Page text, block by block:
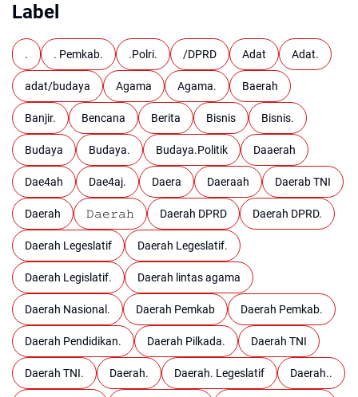
Label
. . Pemkab. .Polri. /DPRD Adat Adat.
adat/budaya Agama Agama. Baerah
Banjir. Bencana Berita Bisnis Bisnis.
Budaya Budaya. Budaya.Politik Daaerah
Dae4ah Dae4aj. Daera Daeraah Daerab TNI
Daerah 𝙳𝚊𝚎𝚛𝚊𝚑 Daerah DPRD Daerah DPRD.
Daerah Legeslatif Daerah Legeslatif.
Daerah Legislatif. Daerah lintas agama
Daerah Nasional. Daerah Pemkab Daerah Pemkab.
Daerah Pendidikan. Daerah Pilkada. Daerah TNI
Daerah TNI. Daerah. Daerah. Legeslatif Daerah..